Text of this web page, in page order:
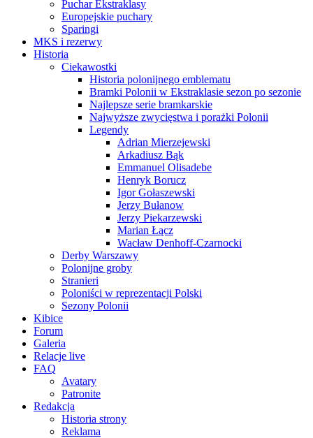
Puchar Ekstraklasy
Europejskie puchary
Sparingi
MKS i rezerwy
Historia
Ciekawostki
Historia polonijnego emblematu
Bramki Polonii w Ekstraklasie sezon po sezonie
Najlepsze serie bramkarskie
Najwyższe zwycięstwa i porażki Polonii
Legendy
Adrian Mierzejewski
Arkadiusz Bąk
Emmanuel Olisadebe
Henryk Borucz
Igor Gołaszewski
Jerzy Bułanow
Jerzy Piekarzewski
Marian Łącz
Wacław Denhoff-Czarnocki
Derby Warszawy
Polonijne groby
Stranieri
Poloniści w reprezentacji Polski
Sezony Polonii
Kibice
Forum
Galeria
Relacje live
FAQ
Avatary
Patronite
Redakcja
Historia strony
Reklama